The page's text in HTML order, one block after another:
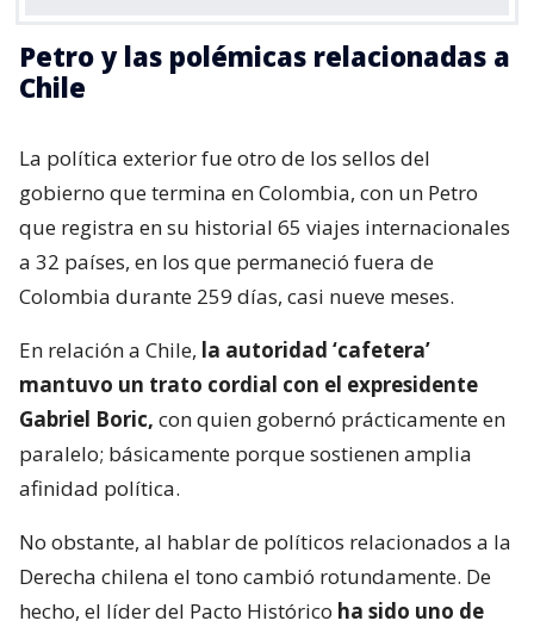
Petro y las polémicas relacionadas a
Chile
La política exterior fue otro de los sellos del
gobierno que termina en Colombia, con un Petro
que registra en su historial 65 viajes internacionales
a 32 países, en los que permaneció fuera de
Colombia durante 259 días, casi nueve meses.
En relación a Chile, la autoridad ‘cafetera’
mantuvo un trato cordial con el expresidente
Gabriel Boric, con quien gobernó prácticamente en
paralelo; básicamente porque sostienen amplia
afinidad política.
No obstante, al hablar de políticos relacionados a la
Derecha chilena el tono cambió rotundamente. De
hecho, el líder del Pacto Histórico ha sido uno de